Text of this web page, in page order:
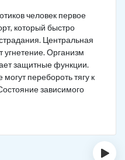
человек первое
который быстро
Центральная
угнетение. Организм
защитные функции.
перебороть тягу к
зависимого
›